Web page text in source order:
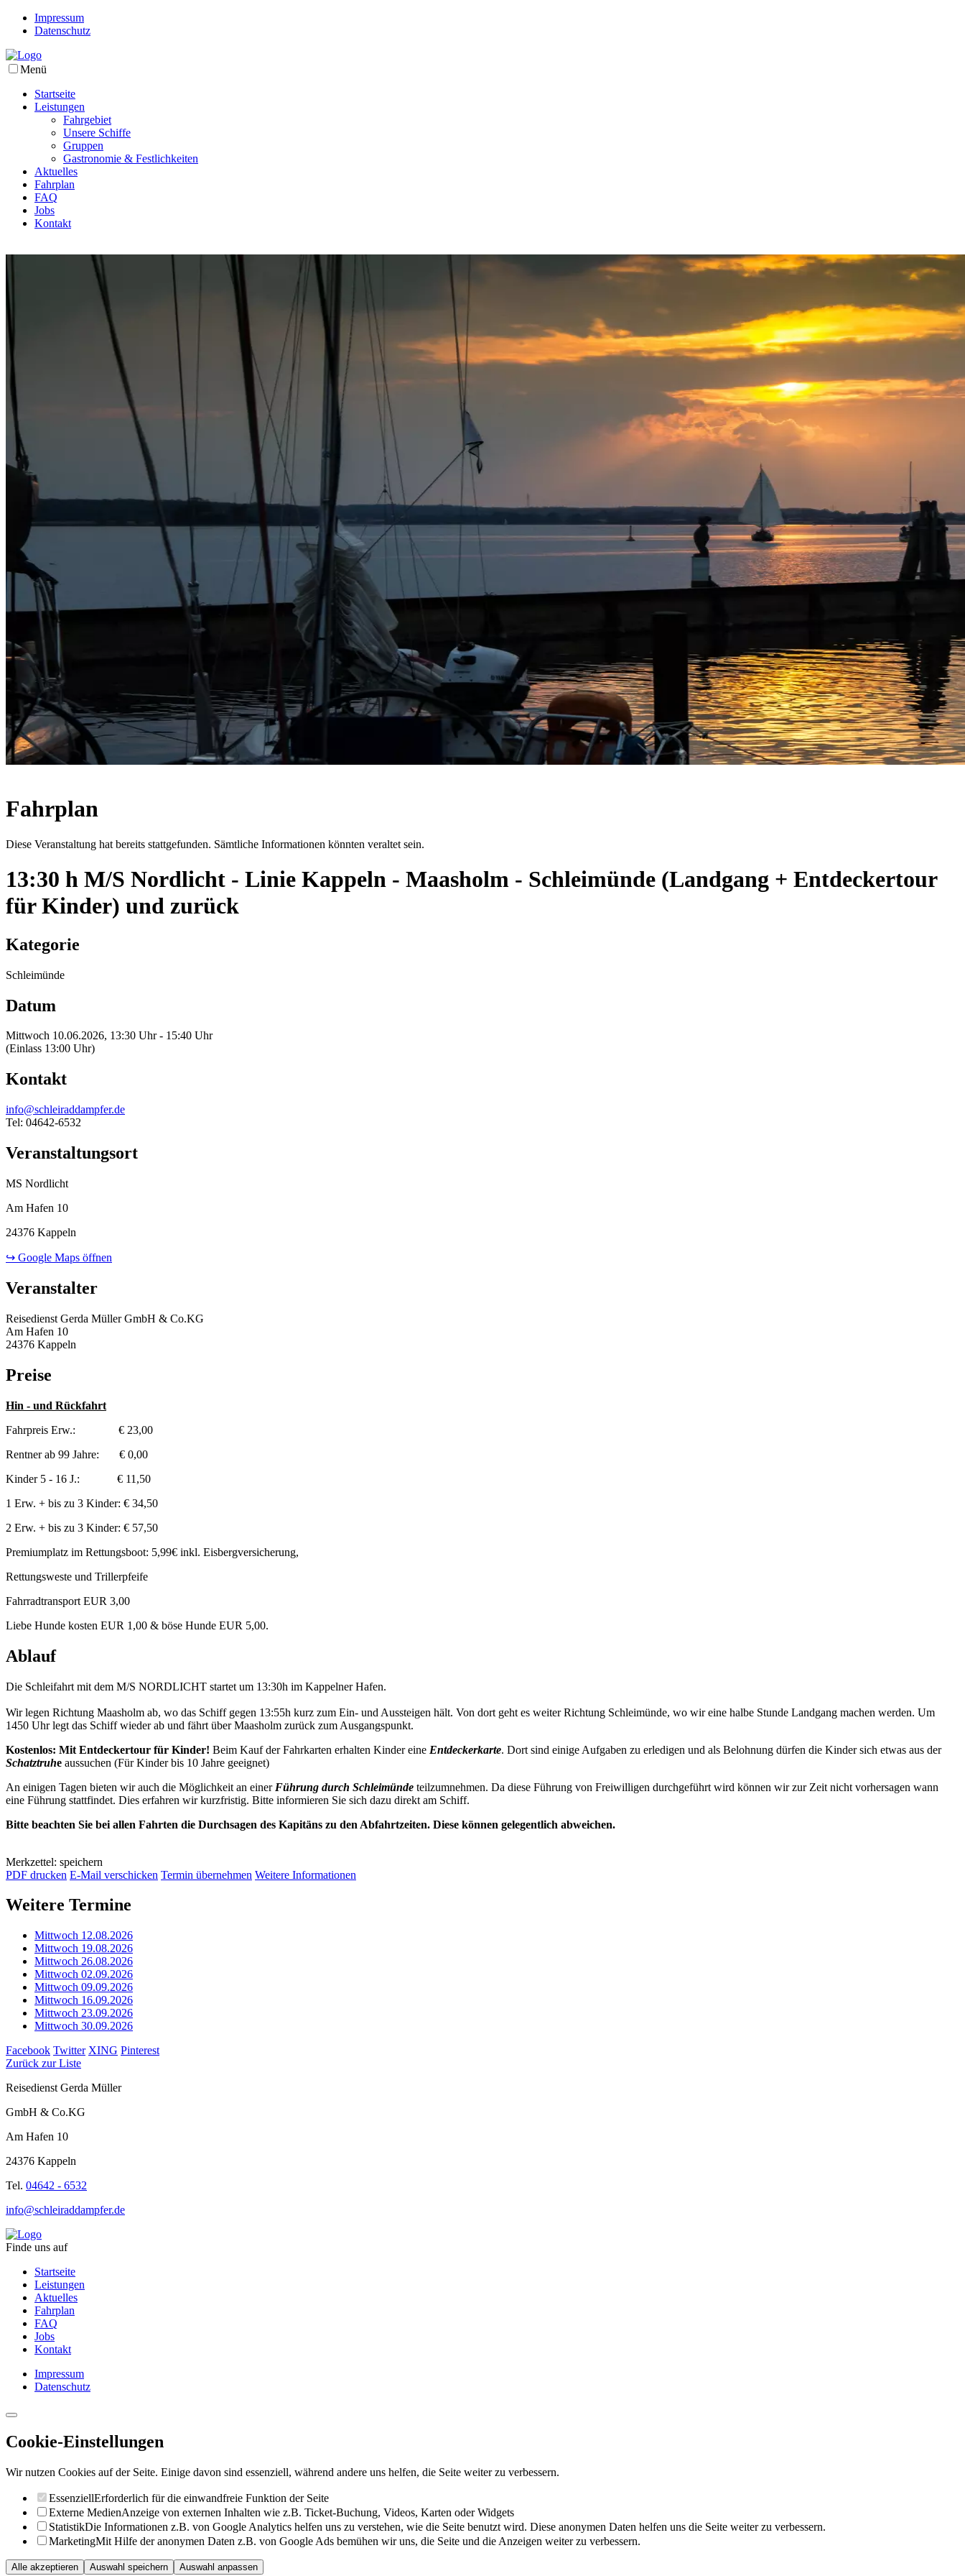
Impressum
Datenschutz
Menü
Startseite
Leistungen
Fahrgebiet
Unsere Schiffe
Gruppen
Gastronomie & Festlichkeiten
Aktuelles
Fahrplan
FAQ
Jobs
Kontakt
Fahrplan
Diese Veranstaltung hat bereits stattgefunden. Sämtliche Informationen könnten veraltet sein.
13:30 h M/S Nordlicht - Linie Kappeln - Maasholm - Schleimünde (Landgang + Entdeckertour
für Kinder) und zurück
Kategorie
Schleimünde
Datum
Mittwoch 10.06.2026, 13:30 Uhr - 15:40 Uhr
(Einlass 13:00 Uhr)
Kontakt
info@schleiraddampfer.de
Tel: 04642-6532
Veranstaltungsort
MS Nordlicht
Am Hafen 10
24376 Kappeln
↪ Google Maps öffnen
Veranstalter
Reisedienst Gerda Müller GmbH & Co.KG
Am Hafen 10
24376 Kappeln
Preise
Hin - und Rückfahrt
Fahrpreis Erw.: € 23,00
Rentner ab 99 Jahre: € 0,00
Kinder 5 - 16 J.: € 11,50
1 Erw. + bis zu 3 Kinder: € 34,50
2 Erw. + bis zu 3 Kinder: € 57,50
Premiumplatz im Rettungsboot: 5,99€ inkl. Eisbergversicherung,
Rettungsweste und Trillerpfeife
Fahrradtransport EUR 3,00
Liebe Hunde kosten EUR 1,00 & böse Hunde EUR 5,00.
Ablauf
Die Schleifahrt mit dem M/S NORDLICHT startet um 13:30h im Kappelner Hafen.
Wir legen Richtung Maasholm ab, wo das Schiff gegen 13:55h kurz zum Ein- und Aussteigen hält. Von dort geht es weiter Richtung Schleimünde, wo wir eine halbe Stunde Landgang machen werden. Um
1450 Uhr legt das Schiff wieder ab und fährt über Maasholm zurück zum Ausgangspunkt.
Kostenlos: Mit Entdeckertour für Kinder! Beim Kauf der Fahrkarten erhalten Kinder eine Entdeckerkarte. Dort sind einige Aufgaben zu erledigen und als Belohnung dürfen die Kinder sich etwas aus der
Schatztruhe aussuchen (Für Kinder bis 10 Jahre geeignet)
An einigen Tagen bieten wir auch die Möglichkeit an einer Führung durch Schleimünde teilzumnehmen. Da diese Führung von Freiwilligen durchgeführt wird können wir zur Zeit nicht vorhersagen wann
eine Führung stattfindet. Dies erfahren wir kurzfristig. Bitte informieren Sie sich dazu direkt am Schiff.
Bitte beachten Sie bei allen Fahrten die Durchsagen des Kapitäns zu den Abfahrtzeiten. Diese können gelegentlich abweichen.
Merkzettel: speichern
PDF drucken E-Mail verschicken Termin übernehmen Weitere Informationen
Weitere Termine
Mittwoch 12.08.2026
Mittwoch 19.08.2026
Mittwoch 26.08.2026
Mittwoch 02.09.2026
Mittwoch 09.09.2026
Mittwoch 16.09.2026
Mittwoch 23.09.2026
Mittwoch 30.09.2026
Facebook Twitter XING Pinterest
Zurück zur Liste
Reisedienst Gerda Müller
GmbH & Co.KG
Am Hafen 10
24376 Kappeln
Tel. 04642 - 6532
info@schleiraddampfer.de
Finde uns auf
Startseite
Leistungen
Aktuelles
Fahrplan
FAQ
Jobs
Kontakt
Impressum
Datenschutz
Cookie-Einstellungen
Wir nutzen Cookies auf der Seite. Einige davon sind essenziell, während andere uns helfen, die Seite weiter zu verbessern.
EssenziellErforderlich für die einwandfreie Funktion der Seite
Externe MedienAnzeige von externen Inhalten wie z.B. Ticket-Buchung, Videos, Karten oder Widgets
StatistikDie Informationen z.B. von Google Analytics helfen uns zu verstehen, wie die Seite benutzt wird. Diese anonymen Daten helfen uns die Seite weiter zu verbessern.
MarketingMit Hilfe der anonymen Daten z.B. von Google Ads bemühen wir uns, die Seite und die Anzeigen weiter zu verbessern.
Alle akzeptieren Auswahl speichern Auswahl anpassen